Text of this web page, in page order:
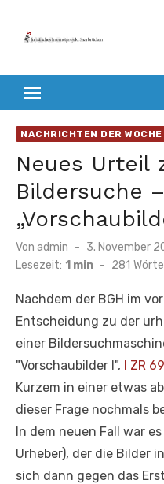
Inhalt
NACHRICHTEN DER WOCHE
Neues Urteil
Bildersuche –
Von admin
Veröffentlicht
am
3. November
Lesezeit: 1 min - 281
Nachdem der BGH im
Entscheidung zu der
einer
"Vorschaubilder I", I ZR
Kurzem in einer etwas
dieser Frage nochmals
In dem neuen Fall war
Urheber), der die Bilder
sich dann gegen das